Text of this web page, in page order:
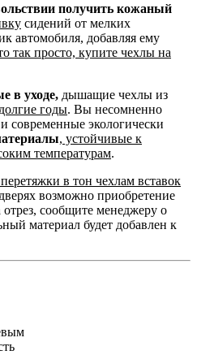
получить кожаный
сидений от мелких
автомобиля, добавляя ему
так просто, купите чехлы на
в уходе, дышащие чехлы из
годы. Вы несомненно
современные экологически
, устойчивые к
температурам.
в тон чехлам вставок
возможно приобретение
сообщите менеджеру о
материал будет добавлен к